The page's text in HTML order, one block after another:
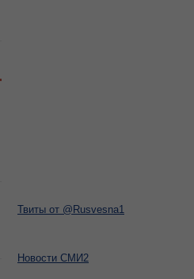
Твиты от @Rusvesna1
Новости СМИ2